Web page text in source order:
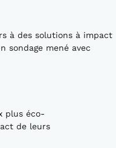
à des solutions à impact
sondage mené avec
plus éco-
de leurs